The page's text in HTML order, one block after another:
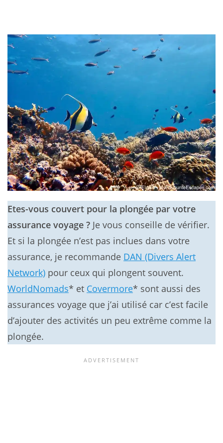
Etes-vous couvert pour la plongée par votre
assurance voyage ? Je vous conseille de vérifier.
Et si la plongée n’est pas inclues dans votre
assurance, je recommande DAN (Divers Alert
Network) pour ceux qui plongent souvent.
WorldNomads* et Covermore* sont aussi des
assurances voyage que j’ai utilisé car c’est facile
d’ajouter des activités un peu extrême comme la
plongée.